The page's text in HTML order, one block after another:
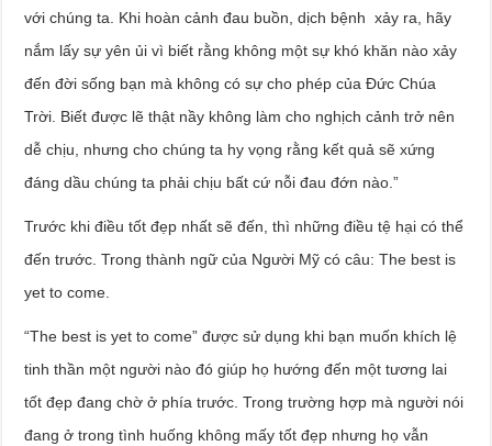
với chúng ta. Khi hoàn cảnh đau buồn, dịch bệnh xảy ra, hãy
nắm lấy sự yên ủi vì biết rằng không một sự khó khăn nào xảy
đến đời sống bạn mà không có sự cho phép của Đức Chúa
Trời. Biết được lẽ thật nầy không làm cho nghịch cảnh trở nên
dễ chịu, nhưng cho chúng ta hy vọng rằng kết quả sẽ xứng
đáng dầu chúng ta phải chịu bất cứ nỗi đau đớn nào.”
Trước khi điều tốt đẹp nhất sẽ đến, thì những điều tệ hại có thể
đến trước. Trong thành ngữ của Người Mỹ có câu: The best is
yet to come.
“The best is yet to come” được sử dụng khi bạn muốn khích lệ
tinh thần một người nào đó giúp họ hướng đến một tương lai
tốt đẹp đang chờ ở phía trước. Trong trường hợp mà người nói
đang ở trong tình huống không mấy tốt đẹp nhưng họ vẫn